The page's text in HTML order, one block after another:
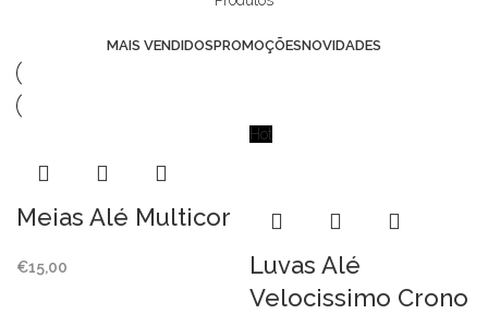
MAIS VENDIDOSPROMOÇÕESNOVIDADES
Meias Alé Multicor
€15,00
Hot
Luvas Alé
Velocissimo Crono